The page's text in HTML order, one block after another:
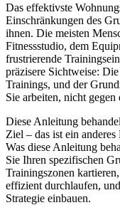
Das effektivste
Einschränkungen des
ihnen. Die meisten
Fitnessstudio, dem
frustrierende
präzisere Sichtweise:
Trainings, und der
Sie arbeiten, nicht gegen
Diese Anleitung
Ziel – das ist ein
Was diese Anleitung
Sie Ihren spezifischen
Trainingszonen
effizient durchlaufen,
Strategie einbauen.